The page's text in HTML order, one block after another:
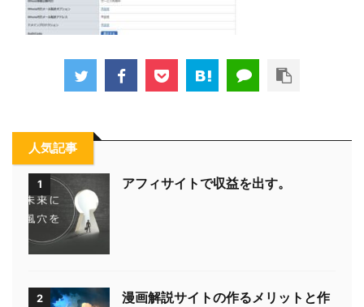
人気記事
1 アフィサイトで収益を出す。
2
漫画解説サイトの作るメリットと作